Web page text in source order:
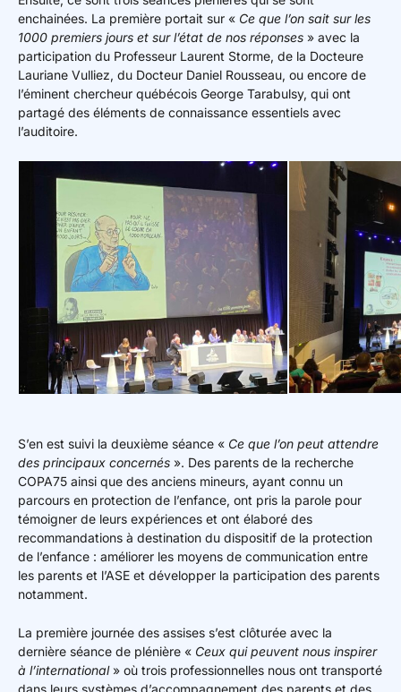
enchainées. La première portait sur « Ce que l’on sait sur les
1000 premiers jours et sur l’état de nos réponses » avec la
participation du Professeur Laurent Storme, de la Docteure
Lauriane Vulliez, du Docteur Daniel Rousseau, ou encore de
l’éminent chercheur québécois George Tarabulsy, qui ont
partagé des éléments de connaissance essentiels avec
l’auditoire.
S’en est suivi la deuxième séance « Ce que l’on peut attendre
des principaux concernés ». Des parents de la recherche
COPA75 ainsi que des anciens mineurs, ayant connu un
parcours en protection de l’enfance, ont pris la parole pour
témoigner de leurs expériences et ont élaboré des
recommandations à destination du dispositif de la protection
de l’enfance : améliorer les moyens de communication entre
les parents et l’ASE et développer la participation des parents
notamment.
La première journée des assises s’est clôturée avec la
dernière séance de plénière « Ceux qui peuvent nous inspirer
à l’international» où trois professionnelles nous ont transporté
dans leurs systèmes d’accompagnement des parents et des